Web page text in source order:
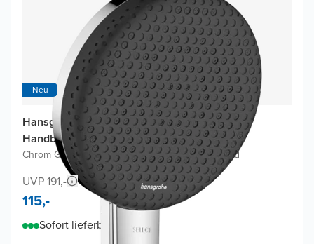
Neu
Hansgrohe Raindance Alive Select S 125
Handbrause-Set
Chrom Glänzend|Mit Wasserspartechnologie Rund
UVP 191,-
115,-
Sofort lieferbar